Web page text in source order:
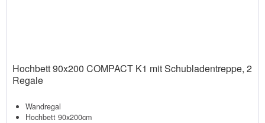
Hochbett 90x200 COMPACT K1 mit Schubladentreppe, 2
Regale
Wandregal
Hochbett 90x200cm